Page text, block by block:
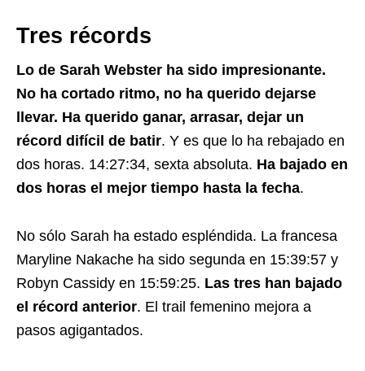
Tres récords
Lo de Sarah Webster ha sido impresionante.
No ha cortado ritmo, no ha querido dejarse
llevar. Ha querido ganar, arrasar, dejar un
récord difícil de batir. Y es que lo ha rebajado en
dos horas. 14:27:34, sexta absoluta. Ha bajado en
dos horas el mejor tiempo hasta la fecha.
No sólo Sarah ha estado espléndida. La francesa
Maryline Nakache ha sido segunda en 15:39:57 y
Robyn Cassidy en 15:59:25. Las tres han bajado
el récord anterior. El trail femenino mejora a
pasos agigantados.